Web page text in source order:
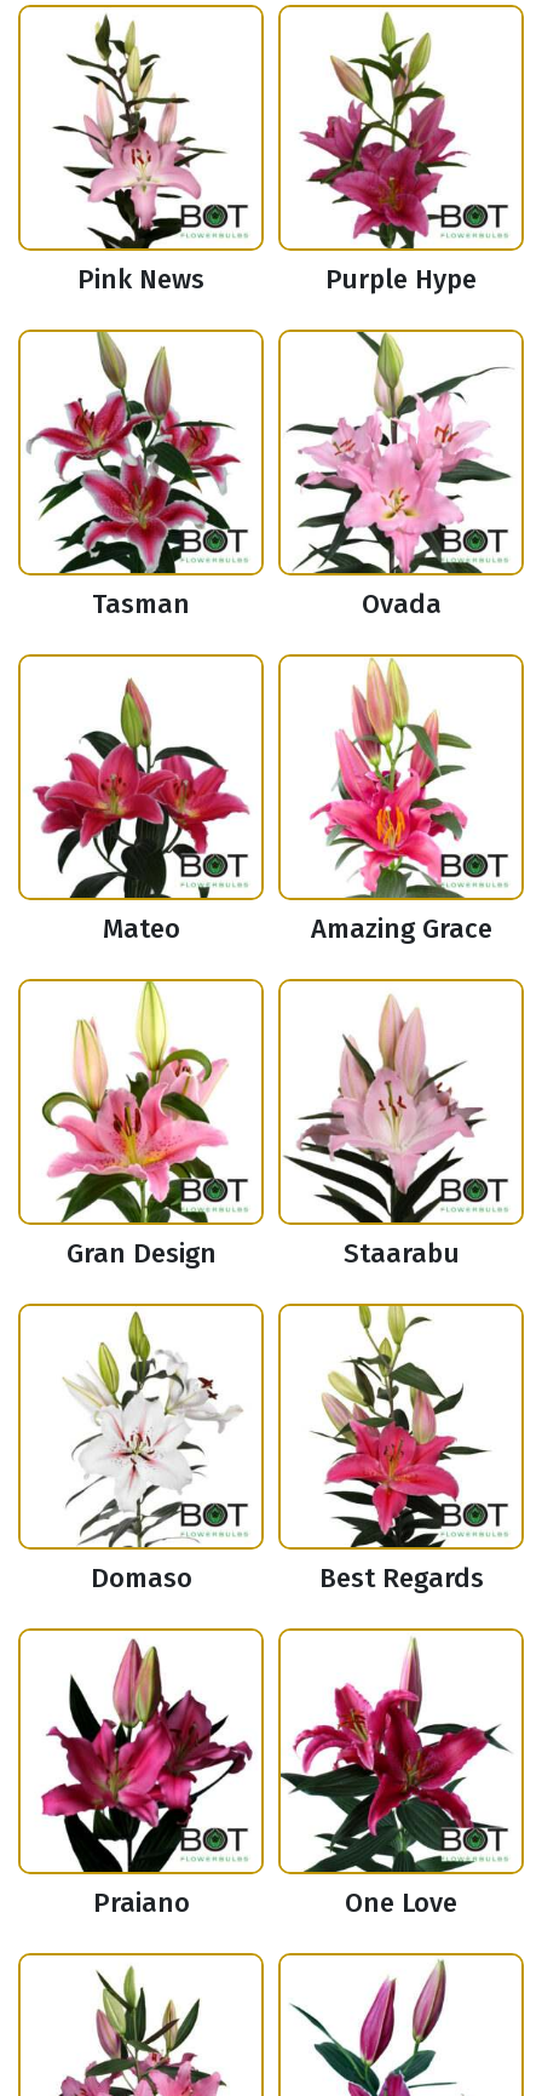
Pink News Purple Hype
Tasman Ovada
Mateo Amazing Grace
Gran Design Staarabu
Domaso Best Regards
Praiano One Love